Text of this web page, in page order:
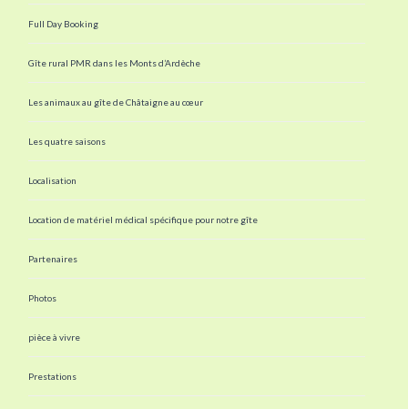
Full Day Booking
Gîte rural PMR dans les Monts d’Ardèche
Les animaux au gîte de Châtaigne au cœur
Les quatre saisons
Localisation
Location de matériel médical spécifique pour notre gîte
Partenaires
Photos
pièce à vivre
Prestations